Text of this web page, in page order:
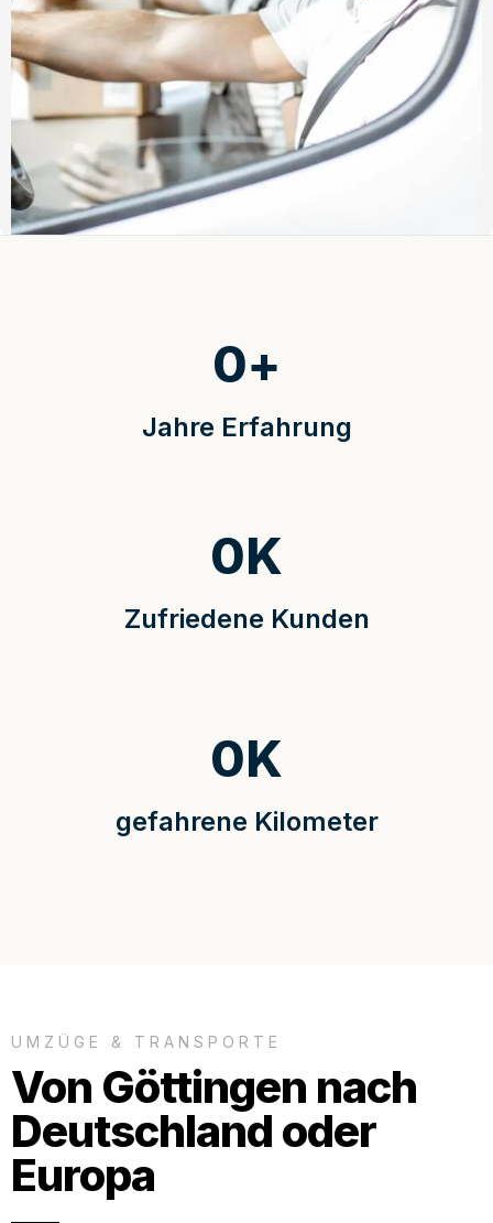
Jahre Erfahrung
0+
Zufriedene Kunden
0K
gefahrene Kilometer
0K
UMZÜGE & TRANSPORTE
Von Göttingen nach
Deutschland oder
Europa